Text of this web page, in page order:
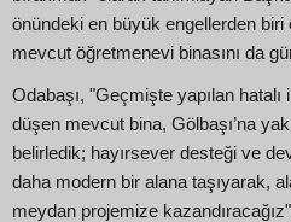
önündeki en büyük engellerden
mevcut öğretmenevi binasını da
Odabaşı, "Geçmişte yapılan
düşen mevcut bina, Gölbaşı’na
belirledik; hayırsever desteği ve
daha modern bir alana taşıyarak,
meydan projemize